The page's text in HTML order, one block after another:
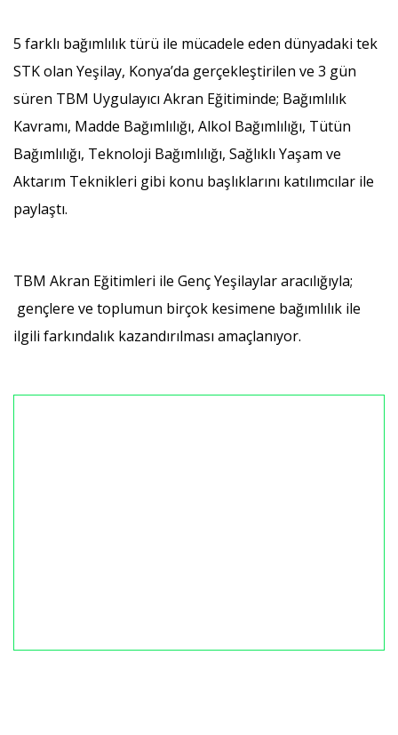
5 farklı bağımlılık türü ile mücadele eden dünyadaki tek
STK olan Yeşilay, Konya’da gerçekleştirilen ve 3 gün
süren TBM Uygulayıcı Akran Eğitiminde; Bağımlılık
Kavramı, Madde Bağımlılığı, Alkol Bağımlılığı, Tütün
Bağımlılığı, Teknoloji Bağımlılığı, Sağlıklı Yaşam ve
Aktarım Teknikleri gibi konu başlıklarını katılımcılar ile
paylaştı.
TBM Akran Eğitimleri ile Genç Yeşilaylar aracılığıyla;
gençlere ve toplumun birçok kesimene bağımlılık ile
ilgili farkındalık kazandırılması amaçlanıyor.